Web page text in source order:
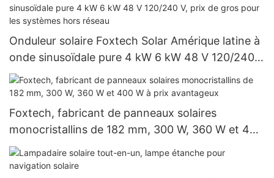
Onduleur solaire Foxtech Solar Amérique latine à
onde sinusoïdale pure 4 kW 6 kW 48 V 120/240
V, prix de gros pour les systèmes hors réseau
Foxtech, fabricant de panneaux solaires
monocristallins de 182 mm, 300 W, 360 W et 400
W à prix avantageux